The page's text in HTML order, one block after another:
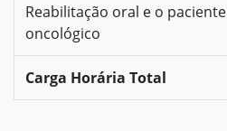
Reabilitação oral e o paciente
oncológico
Carga Horária Total